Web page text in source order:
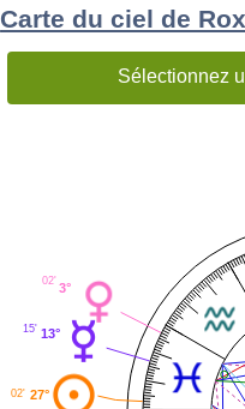
Carte du ciel de
Sélectionnez
3°
02'
13°
15'
27°
02'